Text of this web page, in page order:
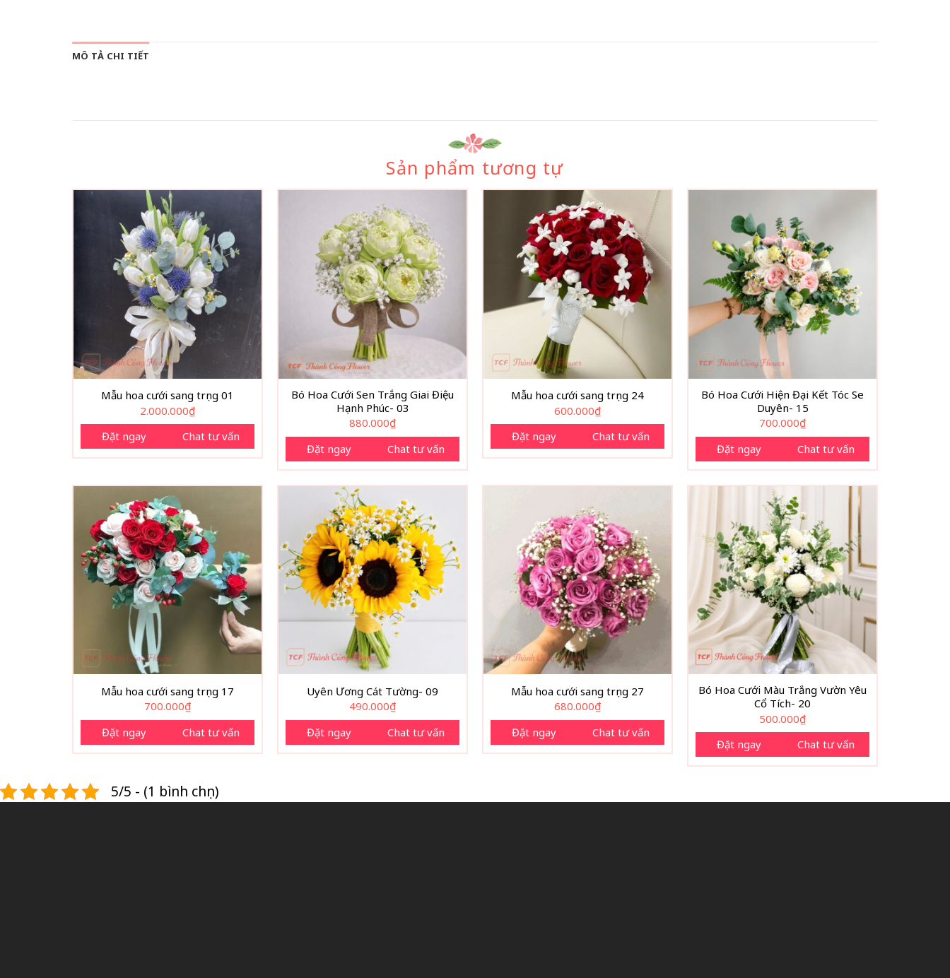
MÔ TẢ CHI TIẾT
Sản phẩm tương tự
Mẫu hoa cưới sang trọng 01
2.000.000₫
Đặt ngay
Chat tư vấn
Bó Hoa Cưới Sen Trắng Giai Điệu
Hạnh Phúc- 03
880.000₫
Đặt ngay
Chat tư vấn
Mẫu hoa cưới sang trọng 24
600.000₫
Đặt ngay
Chat tư vấn
Bó Hoa Cưới Hiện Đại Kết Tóc Se
Duyên- 15
700.000₫
Đặt ngay
Chat tư vấn
Mẫu hoa cưới sang trọng 17
700.000₫
Đặt ngay
Chat tư vấn
Uyên Ương Cát Tường- 09
490.000₫
Đặt ngay
Chat tư vấn
Mẫu hoa cưới sang trọng 27
680.000₫
Đặt ngay
Chat tư vấn
Bó Hoa Cưới Màu Trắng Vườn Yêu
Cổ Tích- 20
500.000₫
Đặt ngay
Chat tư vấn
5/5 - (1 bình chọn)